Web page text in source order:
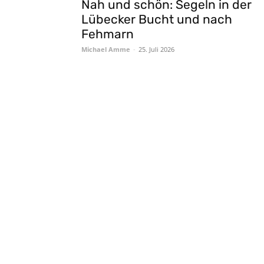
Nah und schön: Segeln in der
Lübecker Bucht und nach
Fehmarn
Michael Amme - 25. Juli 2026